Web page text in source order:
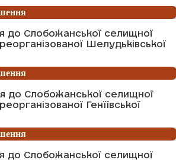
до Слобожанської селищної
Шелудьківської
до Слобожанської селищної
Генїївської
до Слобожанської селищної